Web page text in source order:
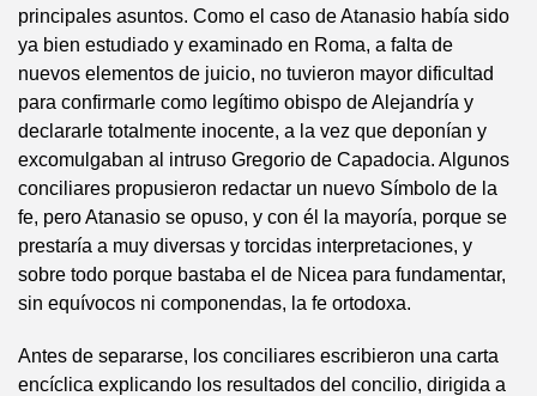
principales asuntos. Como el caso de Atanasio había sido
ya bien estudiado y examinado en Roma, a falta de
nuevos elementos de juicio, no tuvieron mayor dificultad
para confirmarle como legítimo obispo de Alejandría y
declararle totalmente inocente, a la vez que deponían y
excomulgaban al intruso Gregorio de Capadocia. Algunos
conciliares propusieron redactar un nuevo Símbolo de la
fe, pero Atanasio se opuso, y con él la mayoría, porque se
prestaría a muy diversas y torcidas interpretaciones, y
sobre todo porque bastaba el de Nicea para fundamentar,
sin equívocos ni componendas, la fe ortodoxa.
Antes de separarse, los conciliares escribieron una carta
encíclica explicando los resultados del concilio, dirigida a